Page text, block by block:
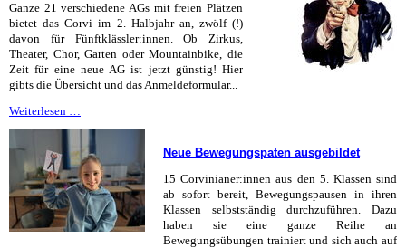
Ganze 21 verschiedene AGs mit freien Plätzen
bietet das Corvi im 2. Halbjahr an, zwölf (!)
davon für Fünftklässler:innen. Ob Zirkus,
Theater, Chor, Garten oder Mountainbike, die
Zeit für eine neue AG ist jetzt günstig! Hier
gibts die Übersicht und das Anmeldeformular...
Weiterlesen …
für
das
zweite
Halbjahr
wählen
Neue Bewegungspaten ausgebildet
15 Corvinianer:innen aus den 5. Klassen sind
ab sofort bereit, Bewegungspausen in ihren
Klassen selbstständig durchzuführen. Dazu
haben sie eine ganze Reihe an
Bewegungsübungen trainiert und sich auch auf